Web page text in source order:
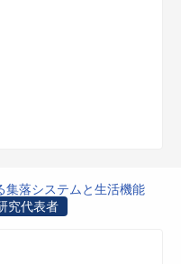
集落システムと生活機能
究代表者